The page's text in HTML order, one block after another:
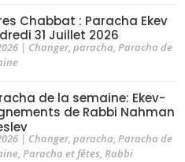
Chabbat : Paracha Ekev
31 Juillet 2026
| Changer, paracha, Paracha de
de la semaine: Ekev-
de Rabbi Nahman
| Changer, paracha, Paracha de
, Paracha et fêtes, Rabbi